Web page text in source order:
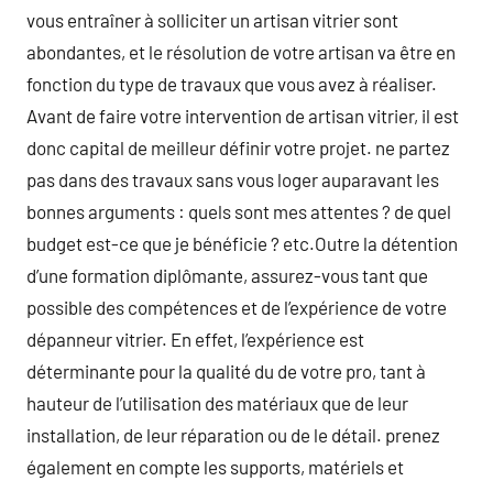
vous entraîner à solliciter un artisan vitrier sont
abondantes, et le résolution de votre artisan va être en
fonction du type de travaux que vous avez à réaliser.
Avant de faire votre intervention de artisan vitrier, il est
donc capital de meilleur définir votre projet. ne partez
pas dans des travaux sans vous loger auparavant les
bonnes arguments : quels sont mes attentes ? de quel
budget est-ce que je bénéficie ? etc.Outre la détention
d’une formation diplômante, assurez-vous tant que
possible des compétences et de l’expérience de votre
dépanneur vitrier. En effet, l’expérience est
déterminante pour la qualité du de votre pro, tant à
hauteur de l’utilisation des matériaux que de leur
installation, de leur réparation ou de le détail. prenez
également en compte les supports, matériels et